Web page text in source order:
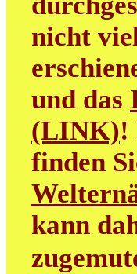
nicht
und das
(LINK)!
finden
kann